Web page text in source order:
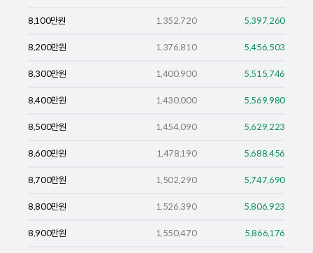
8,100만원 1,352,720 5,397,260
8,200만원 1,376,810 5,456,503
8,300만원 1,400,900 5,515,746
8,400만원 1,430,000 5,569,980
8,500만원 1,454,090 5,629,223
8,600만원 1,478,190 5,688,456
8,700만원 1,502,290 5,747,690
8,800만원 1,526,390 5,806,923
8,900만원 1,550,470 5,866,176